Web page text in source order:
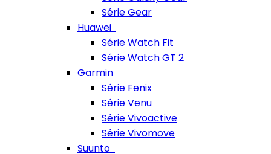
Série Gear
Huawei
Série Watch Fit
Série Watch GT 2
Garmin
Série Fenix
Série Venu
Série Vivoactive
Série Vivomove
Suunto